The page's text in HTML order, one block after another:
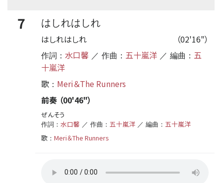
7
はしれはしれ
（02'16"）
はしれはしれ
作詞： 水口馨 ／ 作曲： 五十嵐洋 ／ 編曲： 五
十嵐洋
歌 ： Meri＆The Runners
前奏 （00'46"）
ぜんそう
作詞： 水口馨 ／ 作曲： 五十嵐洋 ／ 編曲： 五十嵐洋
歌 ： Meri＆The Runners